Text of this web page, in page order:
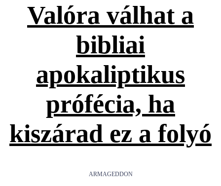
Valóra válhat a
bibliai
apokaliptikus
prófécia, ha
kiszárad ez a folyó
ARMAGEDDON